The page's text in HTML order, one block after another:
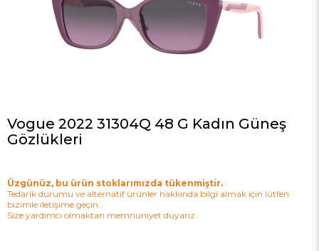
Vogue 2022 31304Q 48 G Kadın Güneş
Gözlükleri
Üzgünüz, bu ürün stoklarımızda tükenmiştir.
Tedarik durumu ve alternatif ürünler hakkında bilgi almak için lütfen
bizimle iletişime geçin.
Size yardımcı olmaktan memnuniyet duyarız.